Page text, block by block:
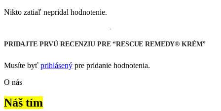
Nikto zatiaľ nepridal hodnotenie.
PRIDAJTE PRVÚ RECENZIU PRE “RESCUE REMEDY® KRÉM”
Musíte byť prihlásený pre pridanie hodnotenia.
O nás
Náš tím